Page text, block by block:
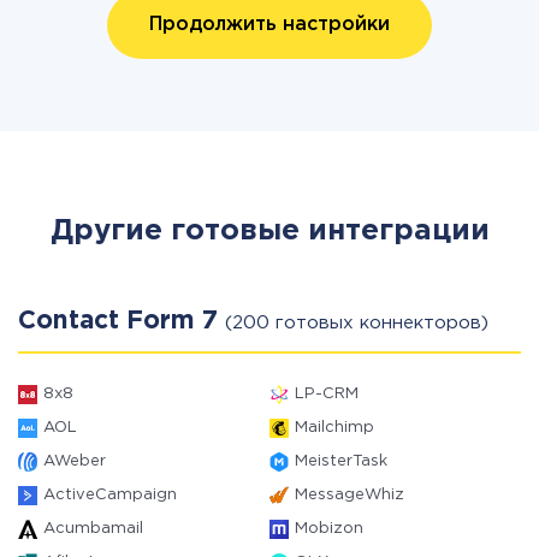
Продолжить настройки
Другие готовые интеграции
Contact Form 7 (200 готовых коннекторов)
8x8 LP-CRM
AOL Mailchimp
AWeber MeisterTask
ActiveCampaign MessageWhiz
Acumbamail Mobizon